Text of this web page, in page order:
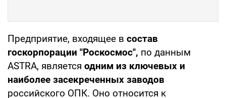
Предприятие, входящее в состав
госкорпорации "Роскосмос", по данным
ASTRA, является одним из ключевых и
наиболее засекреченных заводов
российского ОПК. Оно относится к